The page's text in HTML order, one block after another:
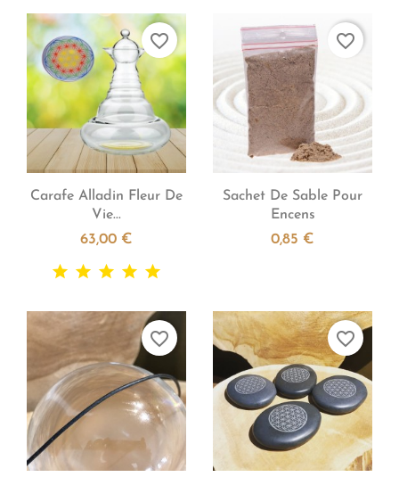
Aperçu rapide
Carafe Alladin Fleur De
Vie...
63,00 €
favorite_border
Aperçu rapide
Sachet De Sable Pour
Encens
0,85 €
favorite_border
favorite_border favorite_border